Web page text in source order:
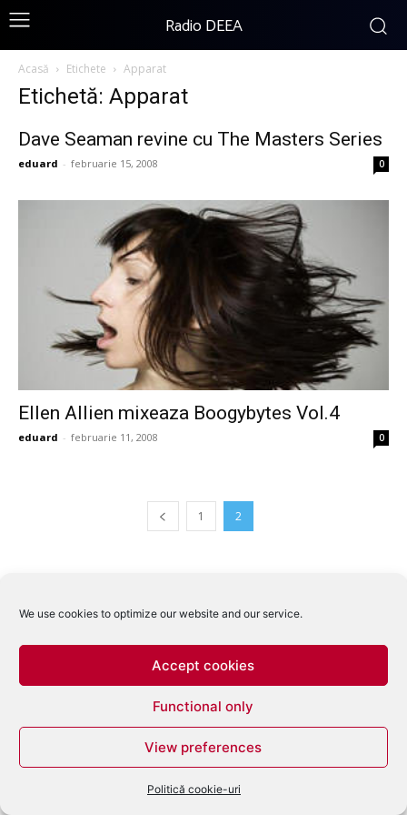
We use cookies to optimize our website and our service.
Accept cookies
Functional only
View preferences
Politică cookie-uri
Radio DEEA
Acasă Etichete Apparat
Etichetă: Apparat
Dave Seaman revine cu The Masters Series
eduard - februarie 15, 2008 0
Ellen Allien mixeaza Boogybytes Vol.4
eduard - februarie 11, 2008 0
1 2